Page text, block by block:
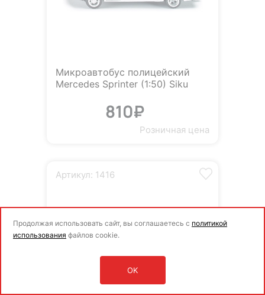
Микроавтобус полицейский
Mercedes Sprinter (1:50) Siku
810₽
Розничная цена
Артикул: 1416
Оставить заявку
Продолжая использовать сайт, вы соглашаетесь с политикой
использования файлов cookie.
OK